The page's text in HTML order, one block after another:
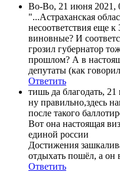
Во-Во, 21 июня 2021,
"...Астраханская
несоответствия еще
виновные? И
грозил губернатор
прошлом? А в
депутаты (как
Ответить
тишь да благодать, 21
ну правильно,здесь
после такого
Вот она настоящая
единой россии
Достижения
отдыхать пошёл, а он
Ответить